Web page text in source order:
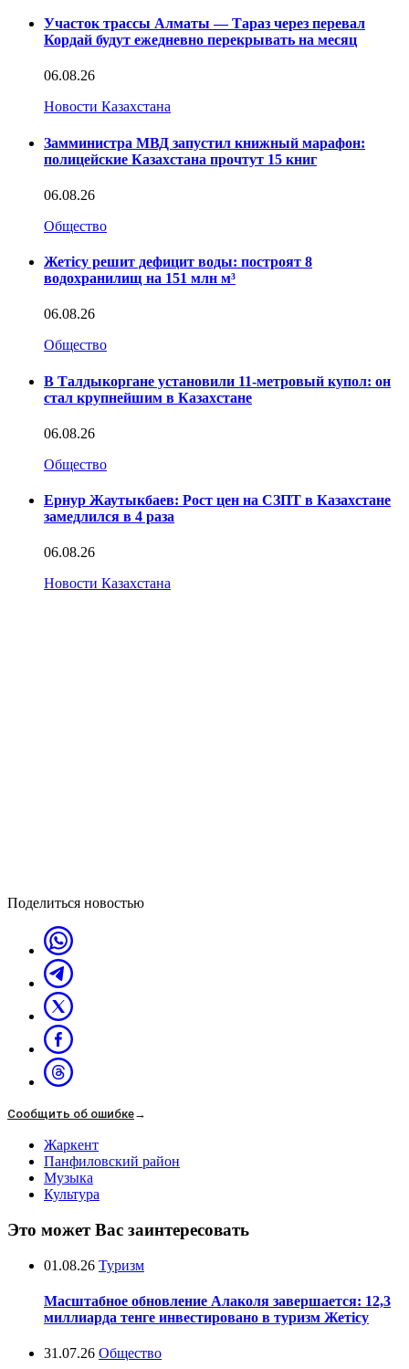
Участок трассы Алматы — Тараз через перевал
Кордай будут ежедневно перекрывать на месяц
06.08.26
Новости Казахстана
Замминистра МВД запустил книжный марафон:
полицейские Казахстана прочтут 15 книг
06.08.26
Общество
Жетісу решит дефицит воды: построят 8
водохранилищ на 151 млн м³
06.08.26
Общество
В Талдыкоргане установили 11-метровый купол: он
стал крупнейшим в Казахстане
06.08.26
Общество
Ернур Жаутыкбаев: Рост цен на СЗПТ в Казахстане
замедлился в 4 раза
06.08.26
Новости Казахстана
Поделиться новостью
Сообщить об ошибке→
Жаркент
Панфиловский район
Музыка
Культура
Это может Вас заинтересовать
01.08.26 Туризм
Масштабное обновление Алаколя завершается: 12,3
миллиарда тенге инвестировано в туризм Жетісу
31.07.26 Общество